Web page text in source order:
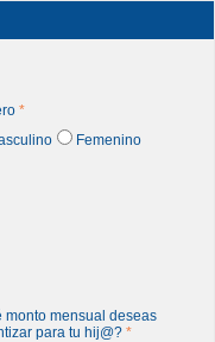
*
Femenino
monto mensual deseas
para tu hij@? *